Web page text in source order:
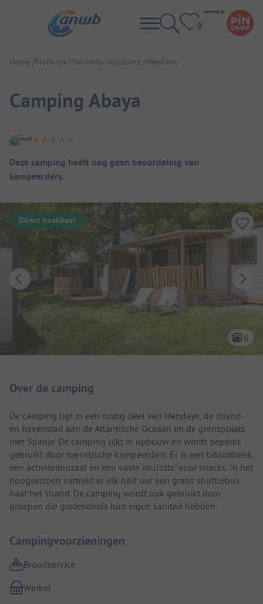
Home Frankrijk Nouvelle-aquitaine Hendaye
Camping Abaya
Camping overzicht
Deze camping heeft nog geen beoordeling van
kampeerders.
Direct boekbaar
6
Over de camping
De camping ligt in een rustig deel van Hendaye, de strand-
en havenstad aan de Atlantische Oceaan en de grensplaats
met Spanje. De camping lijkt in opbouw en wordt beperkt
gebruikt door toeristische kampeerders. Er is een bibliotheek,
een activiteitenzaal en een vaste ‘roulotte’ voor snacks. In het
hoogseizoen vertrekt er elk half uur een gratis shuttlebus
naar het strand. De camping wordt ook gebruikt door
groepen die grotendeels hun eigen sanitair hebben.
Campingvoorzieningen
Broodservice
Winkel